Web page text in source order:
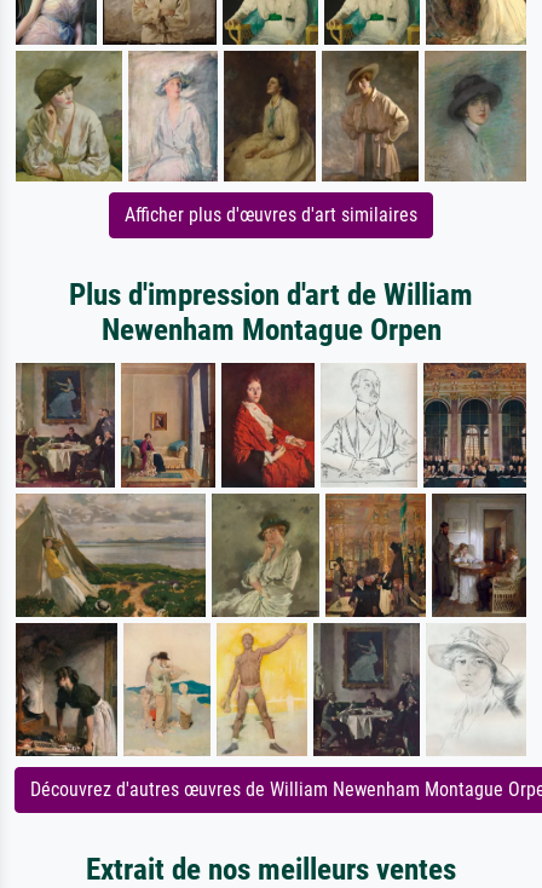
Afficher plus d'œuvres d'art similaires
Plus d'impression d'art de William
Newenham Montague Orpen
Découvrez d'autres œuvres de William Newenham Montague
Extrait de nos meilleurs ventes